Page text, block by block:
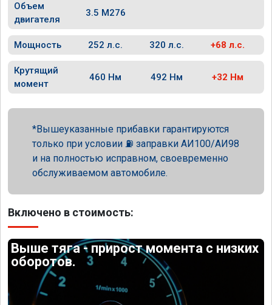
Объем
двигателя
3.5 M276
Мощность 252 л.с. 320 л.с. +68 л.с.
Крутящий
момент
460 Нм 492 Нм +32 Нм
Вышеуказанные прибавки гарантируются
только при условии ⛽ заправки АИ100/АИ98
и на полностью исправном, своевременно
обслуживаемом автомобиле.
Включено в стоимость:
Выше тяга - прирост момента с низких
оборотов.